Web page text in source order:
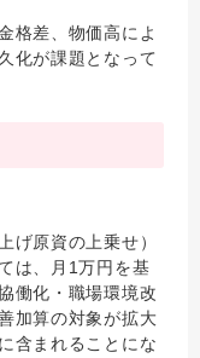
格差、物価高によ
化が課題となって
原資の上乗せ）
は、月1万円を基
働化・職場環境改
加算の対象が拡大
含まれることにな